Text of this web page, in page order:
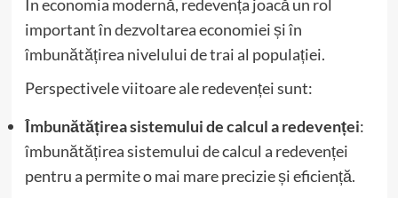
În economia modernă, redevența joacă un rol
important în dezvoltarea economiei și în
îmbunătățirea nivelului de trai al populației.
Perspectivele viitoare ale redevenței sunt:
Îmbunătățirea sistemului de calcul a redevenței:
îmbunătățirea sistemului de calcul a redevenței
pentru a permite o mai mare precizie și eficiență.